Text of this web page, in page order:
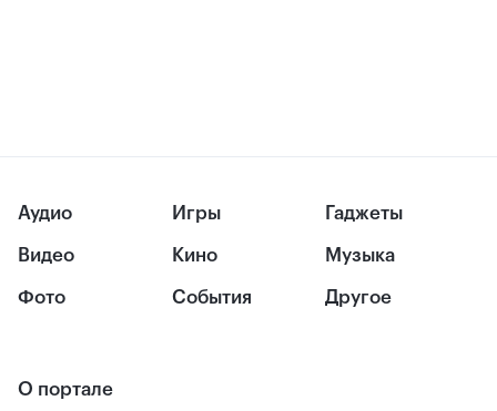
Аудио
Видео
Фото
Игры
Кино
События
Гаджеты
Музыка
Другое
О портале